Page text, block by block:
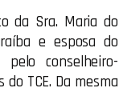
da Sra. Maria do
e esposa do
conselheiro-
TCE. Da mesma